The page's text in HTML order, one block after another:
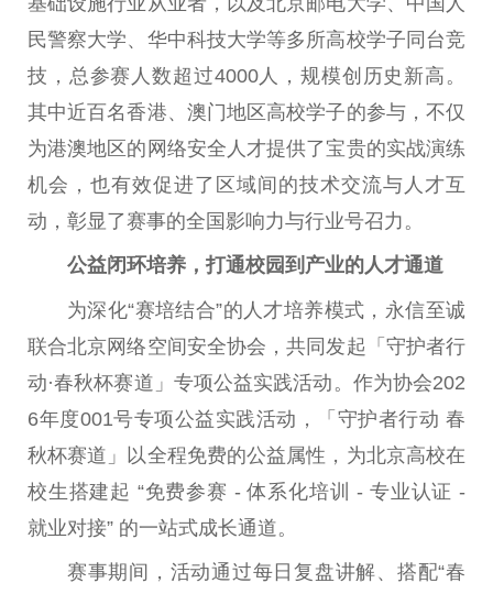
民警察大学、华中科技大学等多所高校学子同台竞
技，总参赛人数超过4000人，规模创历史新高。
其中近百名香港、澳门地区高校学子的参与，不仅
为港澳地区的网络安全人才提供了宝贵的实战演练
机会，也有效促进了区域间的技术交流与人才互
动，彰显了赛事的全国影响力与行业号召力。
公益闭环培养，打通校园到产业的人才通道
为深化“赛培结合”的人才培养模式，永信至诚
联合北京网络空间安全协会，共同发起「守护者行
动·春秋杯赛道」专项公益实践活动。作为协会202
6年度001号专项公益实践活动，「守护者行动 春
秋杯赛道」以全程免费的公益属性，为北京高校在
校生搭建起 “免费参赛 - 体系化培训 - 专业认证 -
就业对接” 的一站式成长通道。
赛事期间，活动通过每日复盘讲解、搭配“春